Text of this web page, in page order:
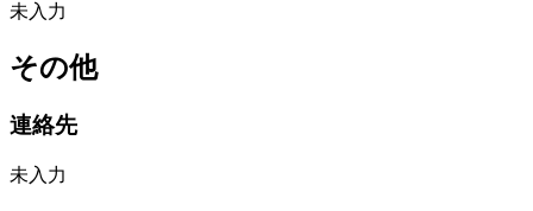
未入力
その他
連絡先
未入力